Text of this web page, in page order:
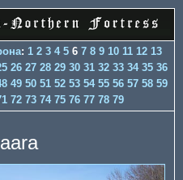
: 1 2 3 4 5 6 7 8 9 10 11 12 13
26 27 28 29 30 31 32 33 34 35 36
49 50 51 52 53 54 55 56 57 58 59
72 73 74 75 76 77 78 79